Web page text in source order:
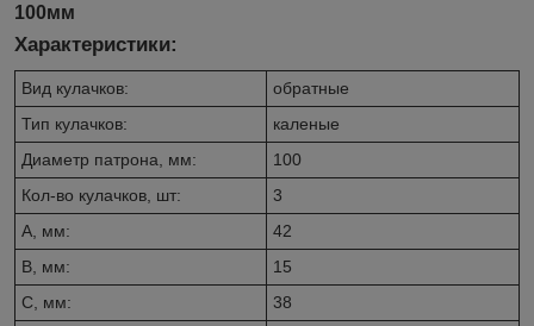
100мм
Характеристики:
Вид кулачков:
обратные
Тип кулачков:
каленые
Диаметр патрона, мм:
100
Кол-во кулачков, шт:
3
A, мм:
42
B, мм:
15
C, мм:
38